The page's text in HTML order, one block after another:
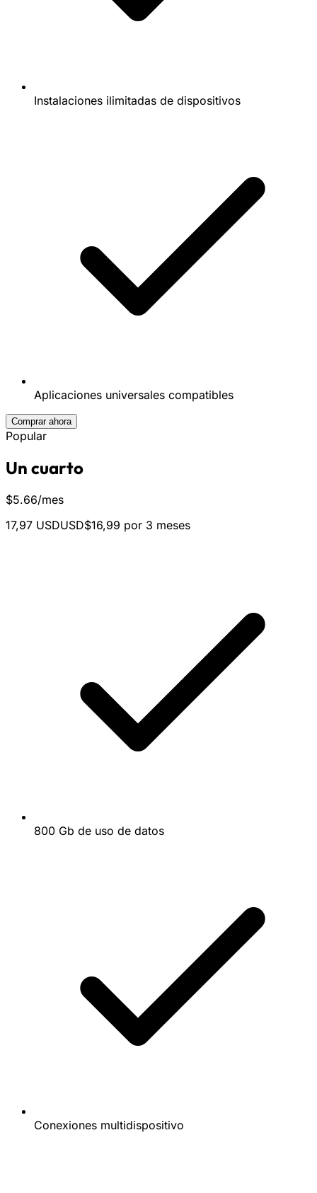
Instalaciones ilimitadas de dispositivos
Aplicaciones universales compatibles
Comprar ahora
Popular
Un cuarto
$5.66/mes
17,97 USDUSD$16,99 por 3 meses
800 Gb de uso de datos
Conexiones multidispositivo